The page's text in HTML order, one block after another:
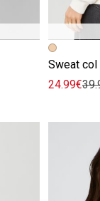
Image
Image
24.99€